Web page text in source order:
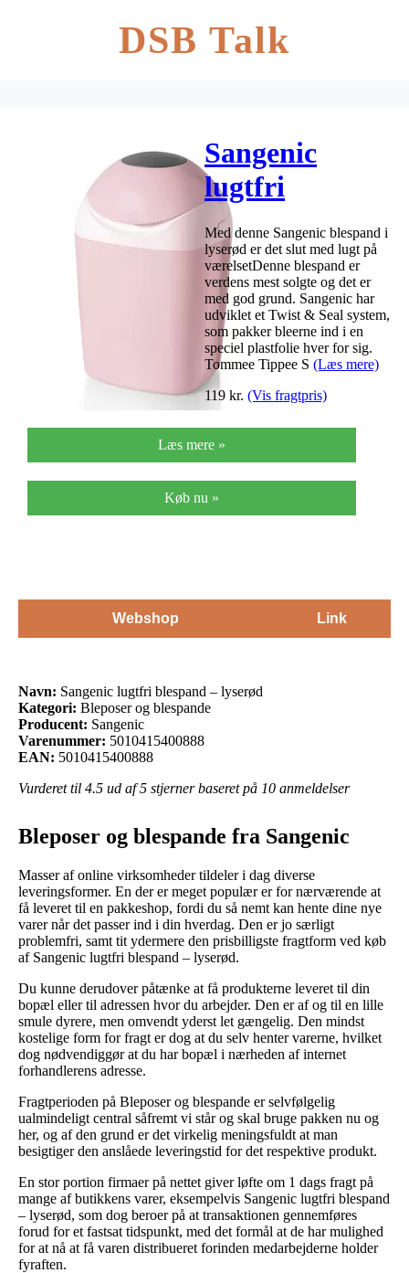
DSB Talk
Sangenic
lugtfri
blespand –
lyserød
Med denne Sangenic blespand i
lyserød er det slut med lugt på
værelsetDenne blespand er
verdens mest solgte og det er
med god grund. Sangenic har
udviklet et Twist & Seal system,
som pakker bleerne ind i en
speciel plastfolie hver for sig.
Tommee Tippee S (Læs mere)
119 kr. (Vis fragtpris)
Læs mere »
Køb nu »
Webshop Link
Navn: Sangenic lugtfri blespand – lyserød
Kategori: Bleposer og blespande
Producent: Sangenic
Varenummer: 5010415400888
EAN: 5010415400888
Vurderet til 4.5 ud af 5 stjerner baseret på 10 anmeldelser
Bleposer og blespande fra Sangenic
Masser af online virksomheder tildeler i dag diverse
leveringsformer. En der er meget populær er for nærværende at
få leveret til en pakkeshop, fordi du så nemt kan hente dine nye
varer når det passer ind i din hverdag. Den er jo særligt
problemfri, samt tit ydermere den prisbilligste fragtform ved køb
af Sangenic lugtfri blespand – lyserød.
Du kunne derudover påtænke at få produkterne leveret til din
bopæl eller til adressen hvor du arbejder. Den er af og til en lille
smule dyrere, men omvendt yderst let gængelig. Den mindst
kostelige form for fragt er dog at du selv henter varerne, hvilket
dog nødvendiggør at du har bopæl i nærheden af internet
forhandlerens adresse.
Fragtperioden på Bleposer og blespande er selvfølgelig
ualmindeligt central såfremt vi står og skal bruge pakken nu og
her, og af den grund er det virkelig meningsfuldt at man
besigtiger den anslåede leveringstid for det respektive produkt.
En stor portion firmaer på nettet giver løfte om 1 dags fragt på
mange af butikkens varer, eksempelvis Sangenic lugtfri blespand
– lyserød, som dog beroer på at transaktionen gennemføres
forud for et fastsat tidspunkt, med det formål at de har mulighed
for at nå at få varen distribueret forinden medarbejderne holder
fyraften.